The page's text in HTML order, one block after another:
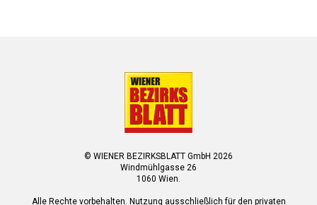
© WIENER BEZIRKSBLATT GmbH 2026
Windmühlgasse 26
1060 Wien.
Alle Rechte vorbehalten. Nutzung ausschließlich für den privaten